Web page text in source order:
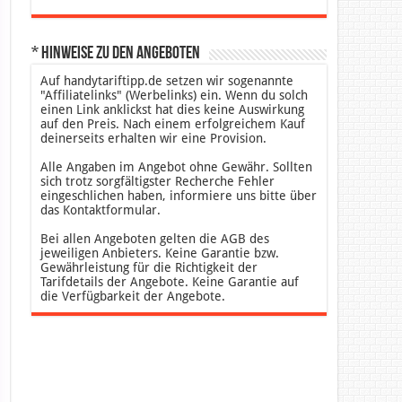
* Hinweise zu den Angeboten
Auf handytariftipp.de setzen wir sogenannte
"Affiliatelinks" (Werbelinks) ein. Wenn du solch
einen Link anklickst hat dies keine Auswirkung
auf den Preis. Nach einem erfolgreichem Kauf
deinerseits erhalten wir eine Provision.
Alle Angaben im Angebot ohne Gewähr. Sollten
sich trotz sorgfältigster Recherche Fehler
eingeschlichen haben, informiere uns bitte über
das Kontaktformular.
Bei allen Angeboten gelten die AGB des
jeweiligen Anbieters. Keine Garantie bzw.
Gewährleistung für die Richtigkeit der
Tarifdetails der Angebote. Keine Garantie auf
die Verfügbarkeit der Angebote.